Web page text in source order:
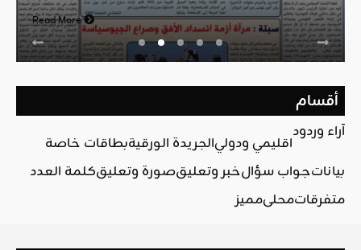
Read More
أقسام
آراء وردود
اقليمي ودوليالجريدة الورقيةبطاقات خاصة
بياناتجواب سؤالخبر وتعليقصورة وتعليقكلمة العدد
متفرقاتمحليمميز